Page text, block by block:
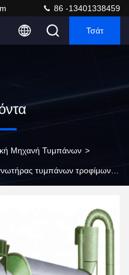
86 -13401338459
Τσάτ
Μηχανή Τυμπάνων >
τυμπάνων τροφίμων